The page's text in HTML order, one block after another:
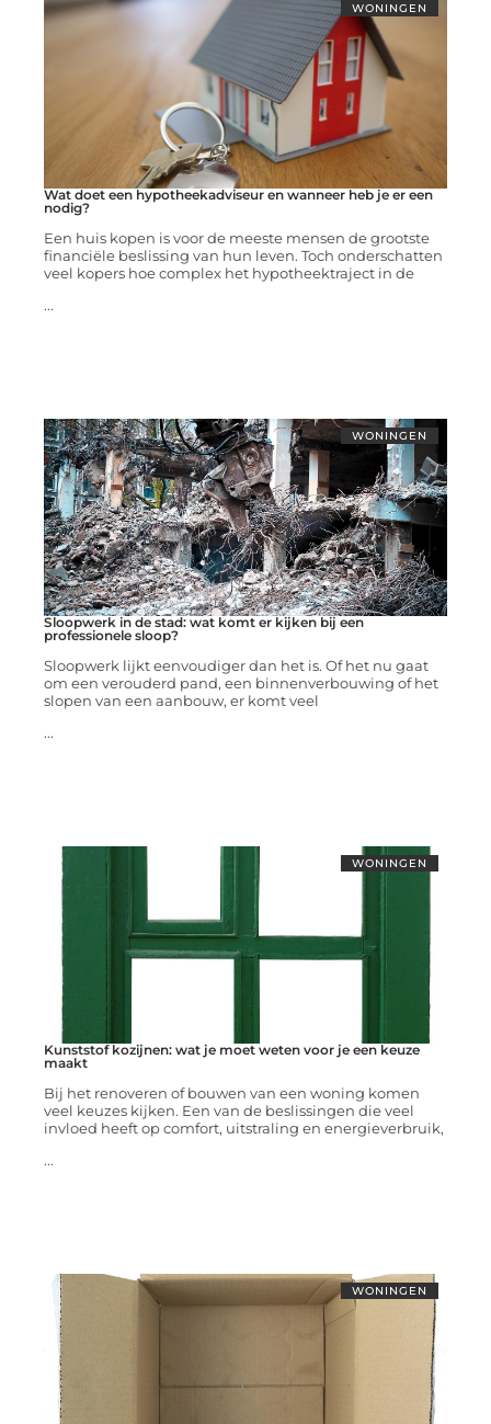
WONINGEN
Wat doet een hypotheekadviseur en wanneer heb je er een
nodig?
Een huis kopen is voor de meeste mensen de grootste
financiële beslissing van hun leven. Toch onderschatten
veel kopers hoe complex het hypotheektraject in de
...
WONINGEN
Sloopwerk in de stad: wat komt er kijken bij een
professionele sloop?
Sloopwerk lijkt eenvoudiger dan het is. Of het nu gaat
om een verouderd pand, een binnenverbouwing of het
slopen van een aanbouw, er komt veel
...
WONINGEN
Kunststof kozijnen: wat je moet weten voor je een keuze
maakt
Bij het renoveren of bouwen van een woning komen
veel keuzes kijken. Een van de beslissingen die veel
invloed heeft op comfort, uitstraling en energieverbruik,
...
WONINGEN